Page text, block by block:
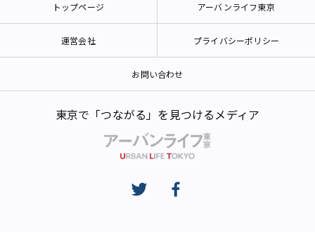
トップページ アーバンライフ東京
運営会社 プライバシーポリシー
お問い合わせ
東京で「つながる」を見つけるメディア